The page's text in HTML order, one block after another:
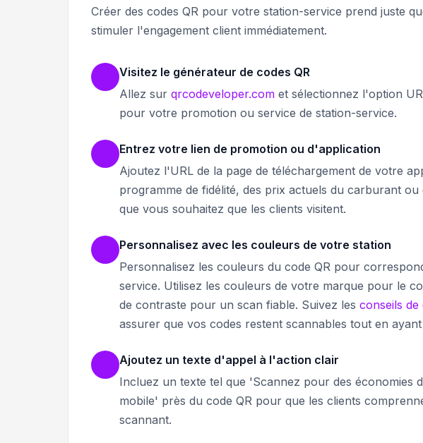
Créer des codes QR pour votre station-service prend juste
stimuler l'engagement client immédiatement.
Visitez le générateur de codes QR
Allez sur qrcodeveloper.com et sélectionnez l'option
pour votre promotion ou service de station-service.
Entrez votre lien de promotion ou d'application
Ajoutez l'URL de la page de téléchargement de votre
programme de fidélité, des prix actuels du carburant
que vous souhaitez que les clients visitent.
Personnalisez avec les couleurs de votre station
Personnalisez les couleurs du code QR pour
service. Utilisez les couleurs de votre marque pour le
de contraste pour un scan fiable. Suivez les conseils de
assurer que vos codes restent scannables tout en
Ajoutez un texte d'appel à l'action clair
Incluez un texte tel que 'Scannez pour des économies
mobile' près du code QR pour que les clients
scannant.